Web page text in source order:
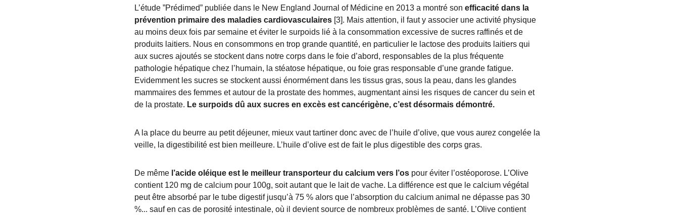
L’étude ”Prédimed” publiée dans le New England Journal of Médicine en 2013 a montré son efficacité dans la
prévention primaire des maladies cardiovasculaires [3]. Mais attention, il faut y associer une activité physique
au moins deux fois par semaine et éviter le surpoids lié à la consommation excessive de sucres raffinés et de
produits laitiers. Nous en consommons en trop grande quantité, en particulier le lactose des produits laitiers qui
aux sucres ajoutés se stockent dans notre corps dans le foie d’abord, responsables de la plus fréquente
pathologie hépatique chez l’humain, la stéatose hépatique, ou foie gras responsable d’une grande fatigue.
Evidemment les sucres se stockent aussi énormément dans les tissus gras, sous la peau, dans les glandes
mammaires des femmes et autour de la prostate des hommes, augmentant ainsi les risques de cancer du sein et
de la prostate. Le surpoids dû aux sucres en excès est cancérigène, c’est désormais démontré.
A la place du beurre au petit déjeuner, mieux vaut tartiner donc avec de l’huile d’olive, que vous aurez congelée la
veille, la digestibilité est bien meilleure. L’huile d’olive est de fait le plus digestible des corps gras.
De même l’acide oléique est le meilleur transporteur du calcium vers l’os pour éviter l’ostéoporose. L’Olive
contient 120 mg de calcium pour 100g, soit autant que le lait de vache. La différence est que le calcium végétal
peut être absorbé par le tube digestif jusqu’à 75 % alors que l’absorption du calcium animal ne dépasse pas 30
%... sauf en cas de porosité intestinale, où il devient source de nombreux problèmes de santé. L’Olive contient